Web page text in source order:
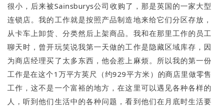
很小，后来被Sainsburys公司收购了，那是英国的一家大型
连锁店。我的工作就是按照产品制造地来给它们分区存放，
从卡车上卸货、分类然后上架商品。我和在那里工作的员工
聊天时，曾开玩笑说我第一天做的工作是隐藏区域库存，因
为商店经理买了太多东西，他会惹上麻烦。所以我的第一份
工作是在这个1万平方英尺（约929平方米）的商店里做零售
工作，这不是一个富裕的地方，在这里可以遇见各种各样的
人，听到他们生活中的各种问题，看到他们在月底时生活要